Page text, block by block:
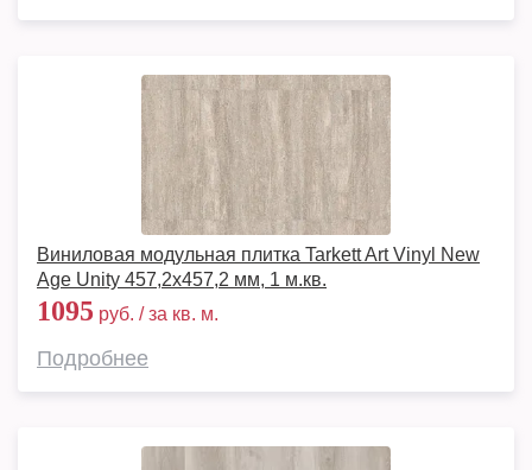
Виниловая модульная плитка Tarkett Art Vinyl New
Age Unity 457,2x457,2 мм, 1 м.кв.
1095 руб. / за кв. м.
Подробнее